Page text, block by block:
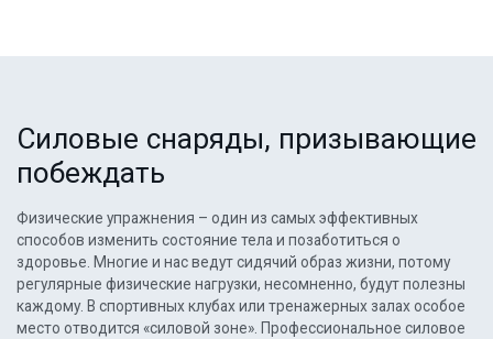
Силовые снаряды, призывающие
побеждать
Физические упражнения – один из самых эффективных
способов изменить состояние тела и позаботиться о
здоровье. Многие и нас ведут сидячий образ жизни, потому
регулярные физические нагрузки, несомненно, будут полезны
каждому. В спортивных клубах или тренажерных залах особое
место отводится «силовой зоне». Профессиональное силовое